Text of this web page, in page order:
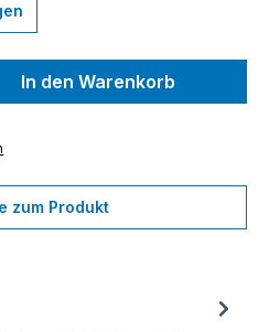
den
In den Warenkorb
zum Produkt